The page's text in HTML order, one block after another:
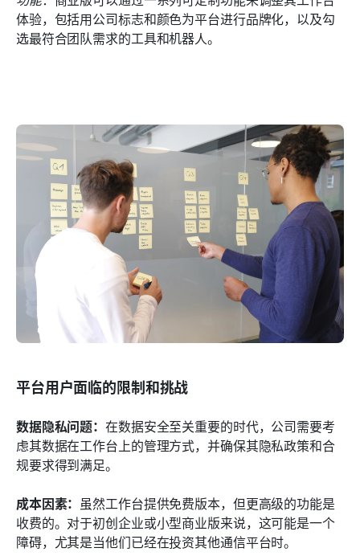
体验，包括用公司标志和颜色为平台进行品牌化，以及勾
选最符合团队需求的工具和机器人。
平台用户面临的限制和挑战
数据隐私问题：在数据安全至关重要的时代，公司需要考
虑其数据在工作台上的管理方式，并确保其隐私政策和合
规要求得到满足。
成本因素： 虽然工作台提供免费版本，但更高级的功能是
收费的。对于初创企业或小型商业版来说，这可能是一个
障碍，尤其是当他们已经在投资其他通信平台时。